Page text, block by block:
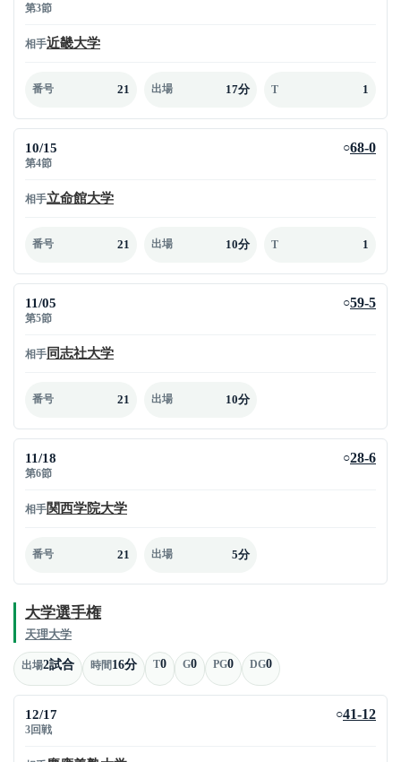
第3節
相手近畿大学
番号 21 出場 17分 T 1
10/15
第4節
○68-0
相手立命館大学
番号 21 出場 10分 T 1
11/05
第5節
○59-5
相手 同志社大学
番号 21 出場 10分
11/18
第6節
○28-6
相手関西学院大学
番号 21 出場 5分
大学選手権
天理大学
出場2試合 時間16分 T0 G0 PG0 DG0
12/17
3回戦
○41-12